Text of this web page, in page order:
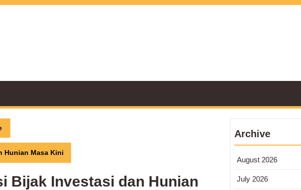
Hunian Masa Kini
Bijak Investasi dan Hunian
Archive
August 2026
July 2026